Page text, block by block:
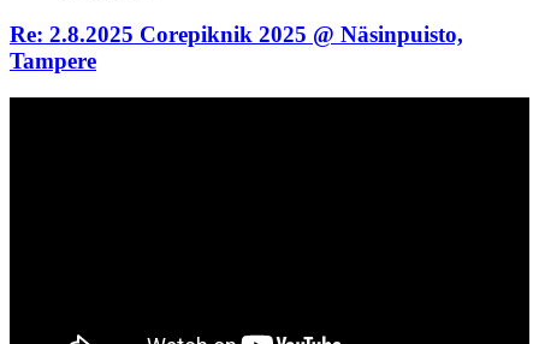
Re: 2.8.2025 Corepiknik 2025 @ Näsinpuisto,
Tampere